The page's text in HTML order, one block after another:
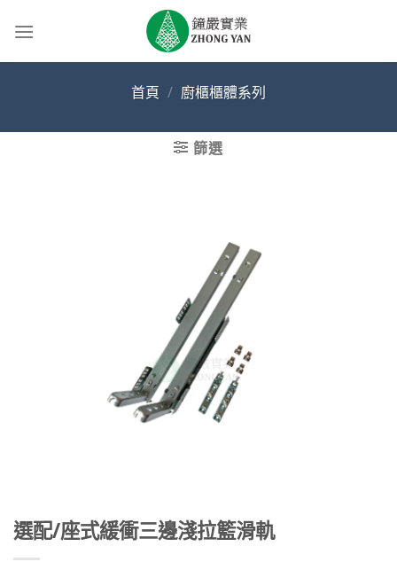
首頁 / 廚櫃櫃體系列
篩選
選配/座式緩衝三邊淺拉籃滑軌